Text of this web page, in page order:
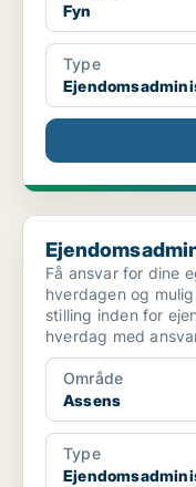
Fyn
Type
Ejendomsadministrator
Få ansvar for dine
hverdagen og
stilling inden for
hverdag med
Område
Assens
Type